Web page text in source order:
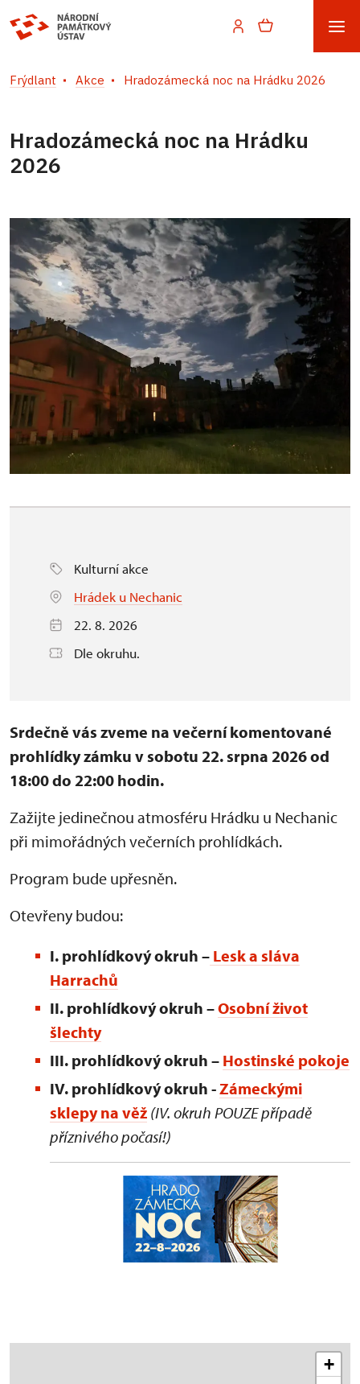
Frýdlant Akce Hradozámecká noc na Hrádku 2026
Hradozámecká noc na Hrádku
2026
Kulturní akce
Hrádek u Nechanic
22. 8. 2026
Dle okruhu.
Srdečně vás zveme na večerní komentované
prohlídky zámku v sobotu 22. srpna 2026 od
18:00 do 22:00 hodin.
Zažijte jedinečnou atmosféru Hrádku u Nechanic
při mimořádných večerních prohlídkách.
Program bude upřesněn.
Otevřeny budou:
I. prohlídkový okruh – Lesk a sláva
Harrachů
II. prohlídkový okruh –Osobní život
šlechty
III. prohlídkový okruh – Hostinské pokoje
IV. prohlídkový okruh -Zámeckými
sklepy na věž (IV. okruh POUZE případě
příznivého počasí!)
+